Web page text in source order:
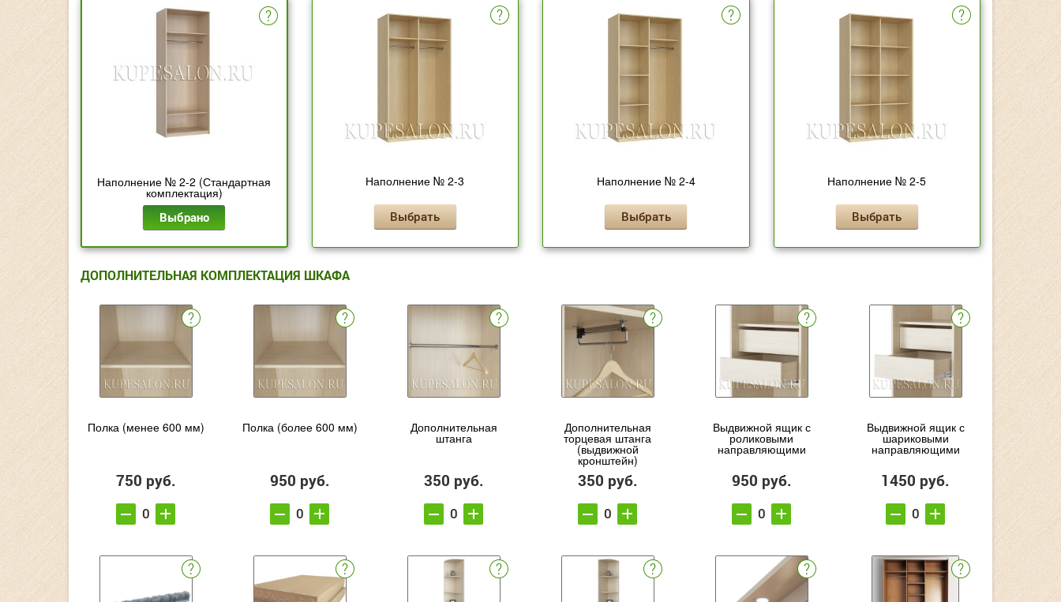
Наполнение № 2-2 (Стандартная
комплектация)
Выбрано
Наполнение № 2-3
Выбрать
Наполнение № 2-4
Выбрать
Наполнение № 2-5
Выбрать
ДОПОЛНИТЕЛЬНАЯ КОМПЛЕКТАЦИЯ ШКАФА
Полка (менее 600 мм)
750 руб.
Полка (более 600 мм)
950 руб.
Дополнительная
штанга
350 руб.
Дополнительная
торцевая штанга
(выдвижной
кронштейн)
350 руб.
Выдвижной ящик с
роликовыми
направляющими
950 руб.
Выдвижной ящик с
шариковыми
направляющими
1450 руб.